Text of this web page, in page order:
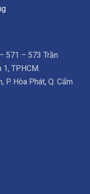
571 – 573 Trần
1, TPHCM.
P. Hòa Phát, Q. Cẩm